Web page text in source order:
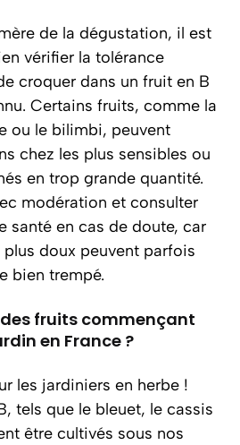
de la dégustation, il est
vérifier la tolérance
croquer dans un fruit en B
Certains fruits, comme la
ou le bilimbi, peuvent
chez les plus sensibles ou
en trop grande quantité.
modération et consulter
santé en cas de doute, car
doux peuvent parfois
bien trempé.
fruits commençant
en France ?
les jardiniers en herbe !
tels que le bleuet, le cassis
être cultivés sous nos